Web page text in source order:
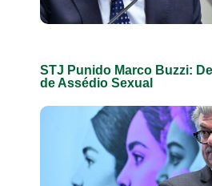
STJ Punido Marco Buzzi:
de Assédio Sexual